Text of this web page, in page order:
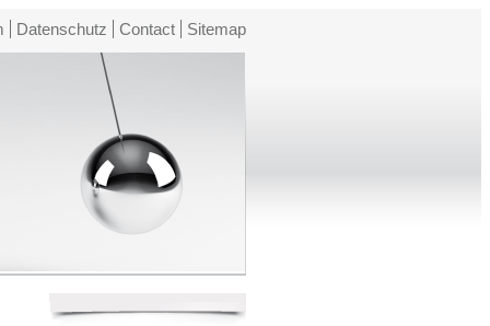
Datenschutz Contact Sitemap